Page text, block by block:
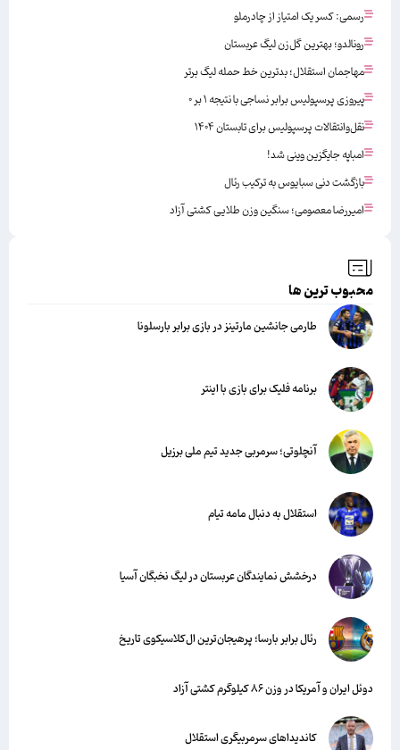
رسمی: کسر یک امتیاز از چادرملو
رونالدو؛ بهترین گل‌زن لیگ عربستان
مهاجمان استقلال؛ بدترین خط حمله لیگ برتر
پیروزی پرسپولیس برابر نساجی با نتیجه ۱ بر ۰
نقل‌وانتقالات پرسپولیس برای تابستان ۱۴۰۴
امباپه جایگزین وینی شد!
بازگشت دنی سبایوس به ترکیب رئال
امیررضا معصومی؛ سنگین وزن طلایی کشتی آزاد
محبوب ترین ها
طارمی جانشین مارتینز در بازی برابر بارسلونا
برنامه فلیک برای بازی با اینتر
آنچلوتی؛ سرمربی جدید تیم ملی برزیل
استقلال به دنبال مامه تیام
درخشش نمایندگان عربستان در لیگ نخبگان آسیا
رئال برابر بارسا؛ پرهیجان‌‌ترین ال‌کلاسیکوی تاریخ
دوئل ایران و آمریکا در وزن ۸۶ کیلوگرم کشتی آزاد
کاندیداهای سرمربیگری استقلال